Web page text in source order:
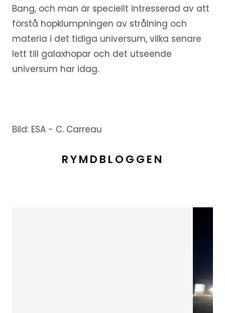
Bang, och man är speciellt intresserad av att
förstå hopklumpningen av strålning och
materia i det tidiga universum, vilka senare
lett till galaxhopar och det utseende
universum har idag.
Bild: ESA - C. Carreau
RYMDBLOGGEN